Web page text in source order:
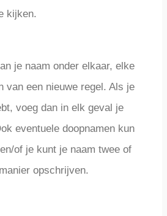
kijken.
je naam onder elkaar, elke
van een nieuwe regel. Als je
voeg dan in elk geval je
eventuele doopnamen kun
of je kunt je naam twee of
opschrijven.